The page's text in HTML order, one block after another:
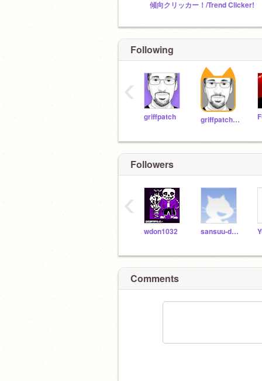
傾向クリッカー！/Trend Clicker!
Following
griffpatch griffpatch_tutor
‹
Followers
wdon1032 sansuu-daisuki1217
‹
Comments